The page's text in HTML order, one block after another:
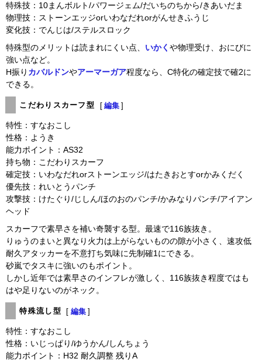
特殊技：10まんボルト/パワージェム/だいちのちから/きあいだま
物理技：ストーンエッジorいわなだれorがんせきふうじ
変化技：でんじは/ステルスロック
特殊型のメリットは読まれにくい点、 いかくや物理受け、おにびに
強い点など。
H振り カバルドンやアーマーガア程度なら、C特化の確定技で確2に
できる。
こだわりスカーフ型 [ 編集 ]
特性：すなおこし
性格：ようき
能力ポイント：AS32
持ち物：こだわりスカーフ
確定技：いわなだれorストーンエッジ/はたきおとすorかみくだく
優先技：れいとうパンチ
攻撃技：けたぐり/じしん/ほのおのパンチ/かみなりパンチ/アイアン
ヘッド
スカーフで素早さを補い奇襲する型。最速で116族抜き。
りゅうのまいと異なり火力は上がらないものの隙が小さく、速攻低
耐久アタッカーを不意打ち気味に先制確1にできる。
砂嵐でタスキに強いのもポイント。
しかし近年では素早さのインフレが激しく、116族抜き程度ではも
はや足りないのがネック。
特殊流し型 [ 編集 ]
特性：すなおこし
性格：いじっぱり/ゆうかん/しんちょう
能力ポイント：H32 耐久調整 残りA